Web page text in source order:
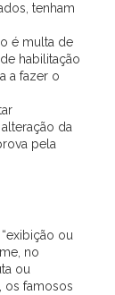
tenham
é multa de
habilitação
a fazer o
da
pela
ou
no
ou
os famosos